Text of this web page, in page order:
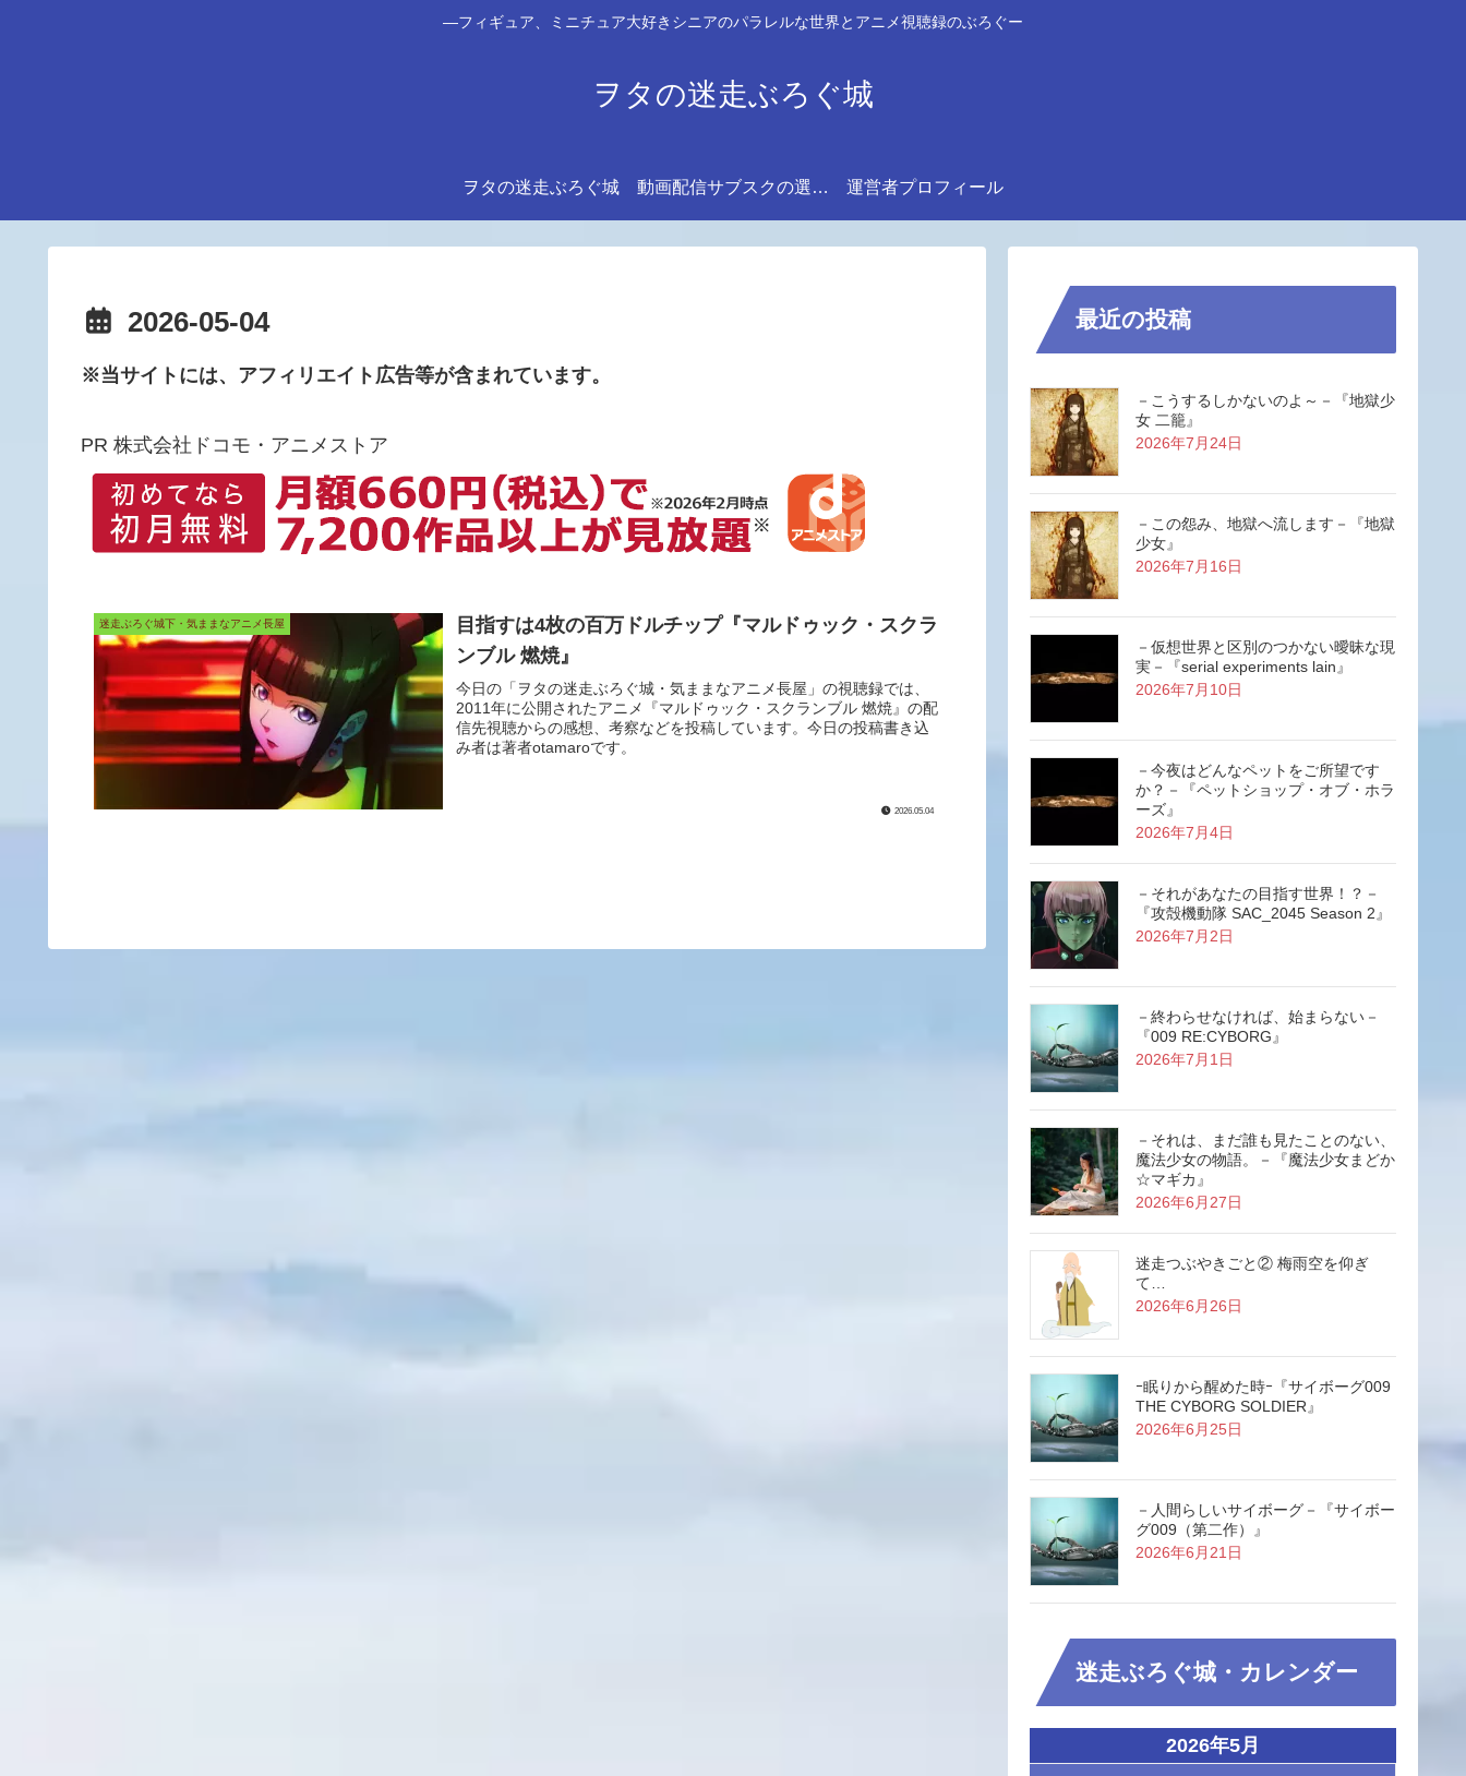
―フィギュア、ミニチュア大好きシニアのパラレルな世界とアニメ視聴録のぶろぐー
ヲタの迷走ぶろぐ城
ヲタの迷走ぶろぐ城 動画配信サブスクの選び方 運営者プロフィール
2026-05-04
※当サイトには、アフィリエイト広告等が含まれています。
PR 株式会社ドコモ・アニメストア
迷走ぶろぐ城下・気ままなアニメ長屋
目指すは4枚の百万ドルチップ『マルドゥック・スクラ
ンブル 燃焼』
今日の「ヲタの迷走ぶろぐ城・気ままなアニメ長屋」の視聴録では、
2011年に公開されたアニメ『マルドゥック・スクランブル 燃焼』の配
信先視聴からの感想、考察などを投稿しています。今日の投稿書き込
み者は著者otamaroです。
2026.05.04
最近の投稿
－こうするしかないのよ～－『地獄少
女 二籠』
2026年7月24日
－この怨み、地獄へ流します－『地獄
少女』
2026年7月16日
－仮想世界と区別のつかない曖昧な現
実－『serial experiments lain』
2026年7月10日
－今夜はどんなペットをご所望です
か？－『ペットショップ・オブ・ホラ
ーズ』
2026年7月4日
－それがあなたの目指す世界！？－
『攻殻機動隊 SAC_2045 Season 2』
2026年7月2日
－終わらせなければ、始まらない－
『009 RE:CYBORG』
2026年7月1日
－それは、まだ誰も見たことのない、
魔法少女の物語。－『魔法少女まどか
☆マギカ』
2026年6月27日
迷走つぶやきごと② 梅雨空を仰ぎ
て…
2026年6月26日
ｰ眠りから醒めた時ｰ『サイボーグ009
THE CYBORG SOLDIER』
2026年6月25日
－人間らしいサイボーグ－『サイボー
グ009（第二作）』
2026年6月21日
迷走ぶろぐ城・カレンダー
2026年5月